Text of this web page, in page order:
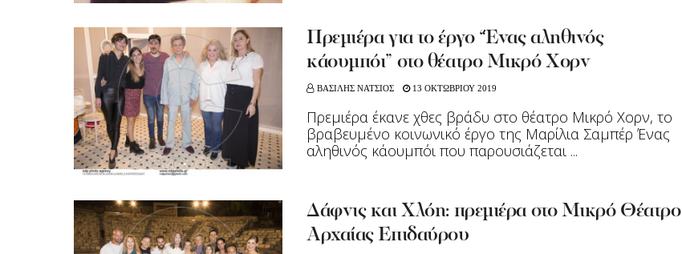
Πρεμιέρα για το έργο “Ένας αληθινός
κάουμπόι” στο θέατρο Μικρό Χορν
ΒΑΣΙΛΗΣ ΝΑΤΣΙΟΣ 13 ΟΚΤΩΒΡΙΟΥ 2019
Πρεμιέρα έκανε χθες βράδυ στο θέατρο Μικρό Χορν, το
βραβευμένο κοινωνικό έργο της Μαρίλια Σαμπέρ Ένας
αληθινός κάουμπόι που παρουσιάζεται ...
Δάφνις και Χλόη: πρεμιέρα στο Μικρό Θέατρο
Αρχαίας Επιδαύρου